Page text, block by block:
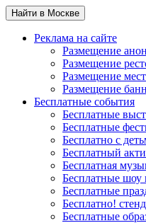
Найти в Москве
Реклама на сайте
Размещение
Размещение
Размещение
Размещение
Бесплатные события
Бесплатные
Бесплатные
Бесплатно с
Бесплатный
Бесплатная
Бесплатные шоу
Бесплатные
Бесплатно!
Бесплатные